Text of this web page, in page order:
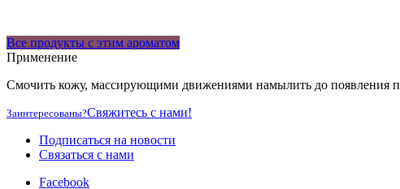
Все продукты с этим ароматом
Применение
Смочить кожу, массирующими движениями намылить до появления
Заинтересованы?Свяжитесь с нами!
Подписаться на новости
Cвязаться с нами
Facebook